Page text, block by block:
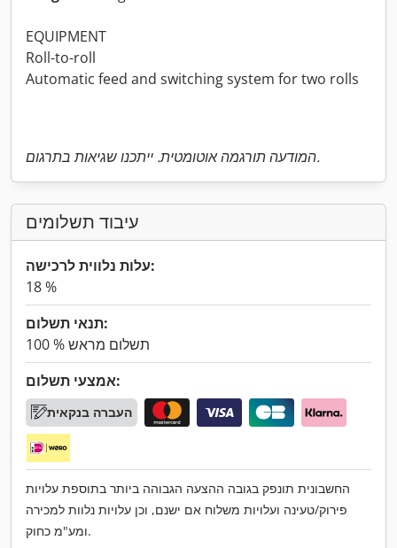
EQUIPMENT
Roll-to-roll
Automatic feed and switching system for two rolls
המודעה תורגמה אוטומטית. ייתכנו שגיאות בתרגום.
עיבוד תשלומים
עלות נלווית לרכישה:
18 %
תנאי תשלום:
100 % תשלום מראש
אמצעי תשלום:
העברה בנקאית
החשבונית תונפק בגובה ההצעה הגבוהה ביותר בתוספת עלויות
פירוק/טעינה ועלויות משלוח אם ישנם, וכן עלויות נלוות למכירה
ומע"מ כחוק.